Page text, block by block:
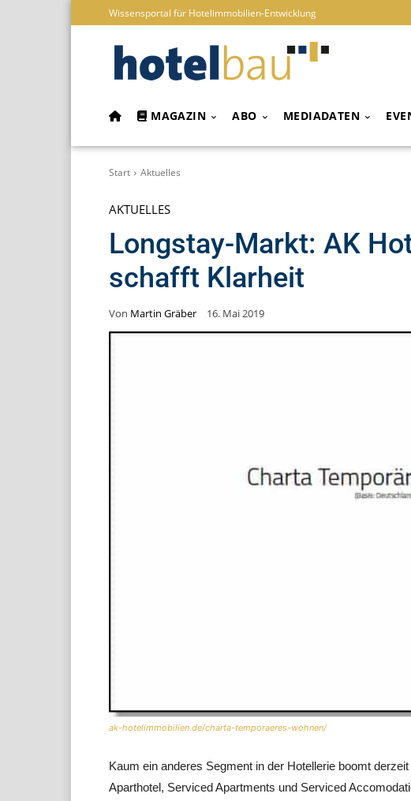
Wissensportal für Hotelimmobilien-Entwicklung
MAGAZIN ABO MEDIADATEN
Start Aktuelles
AKTUELLES
Longstay-Markt: AK
schafft Klarheit
Von Martin Gräber 16. Mai 2019
ak-hotelimmobilien.de/charta-temporaeres-wohnen/
Kaum ein anderes Segment in der Hotellerie boomt
Aparthotel, Serviced Apartments und Serviced